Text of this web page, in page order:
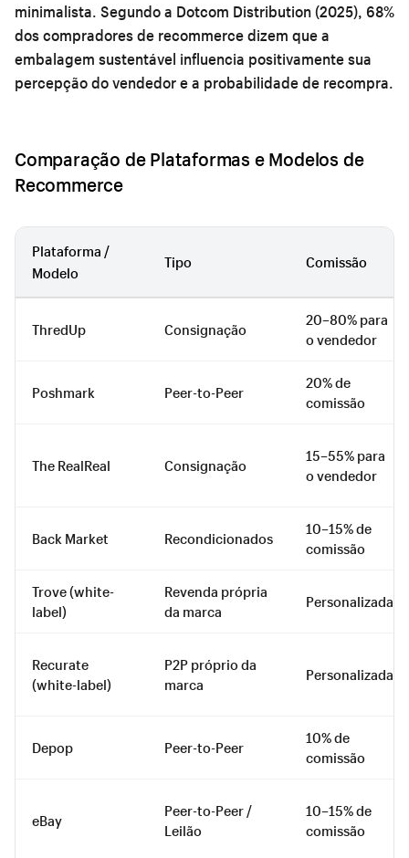
minimalista. Segundo a Dotcom Distribution (2025), 68%
dos compradores de recommerce dizem que a
embalagem sustentável influencia positivamente sua
percepção do vendedor e a probabilidade de recompra.
Comparação de Plataformas e Modelos de
Recommerce
Plataforma /
Modelo
Tipo Comissão
ThredUp Consignação
20–80% para
o vendedor
Poshmark Peer-to-Peer
20% de
comissão
The RealReal Consignação
15–55% para
o vendedor
Back Market Recondicionados
10–15% de
comissão
Trove (white-
label)
Revenda própria
da marca
Personalizada
Recurate
(white-label)
P2P próprio da
marca
Personalizada
Depop Peer-to-Peer
10% de
comissão
eBay
Peer-to-Peer /
Leilão
10–15% de
comissão